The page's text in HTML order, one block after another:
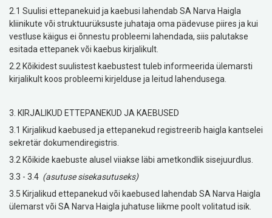
2.1 Suulisi ettepanekuid ja kaebusi lahendab SA Narva Haigla
kliinikute või struktuurüksuste juhataja oma pädevuse piires ja kui
vestluse käigus ei õnnestu probleemi lahendada, siis palutakse
esitada ettepanek või kaebus kirjalikult.
2.2 Kõikidest suulistest kaebustest tuleb informeerida ülemarsti
kirjalikult koos probleemi kirjelduse ja leitud lahendusega.
3. KIRJALIKUD ETTEPANEKUD JA KAEBUSED
3.1 Kirjalikud kaebused ja ettepanekud registreerib haigla kantselei
sekretär dokumendiregistris.
3.2 Kõikide kaebuste alusel viiakse läbi ametkondlik sisejuurdlus.
3.3 - 3.4 (asutuse sisekasutuseks)
3.5 Kirjalikud ettepanekud või kaebused lahendab SA Narva Haigla
ülemarst või SA Narva Haigla juhatuse liikme poolt volitatud isik.